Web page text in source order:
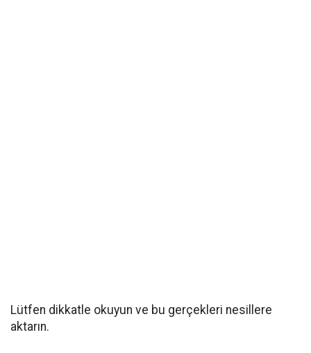
Lütfen dikkatle okuyun ve bu gerçekleri nesillere
aktarın.